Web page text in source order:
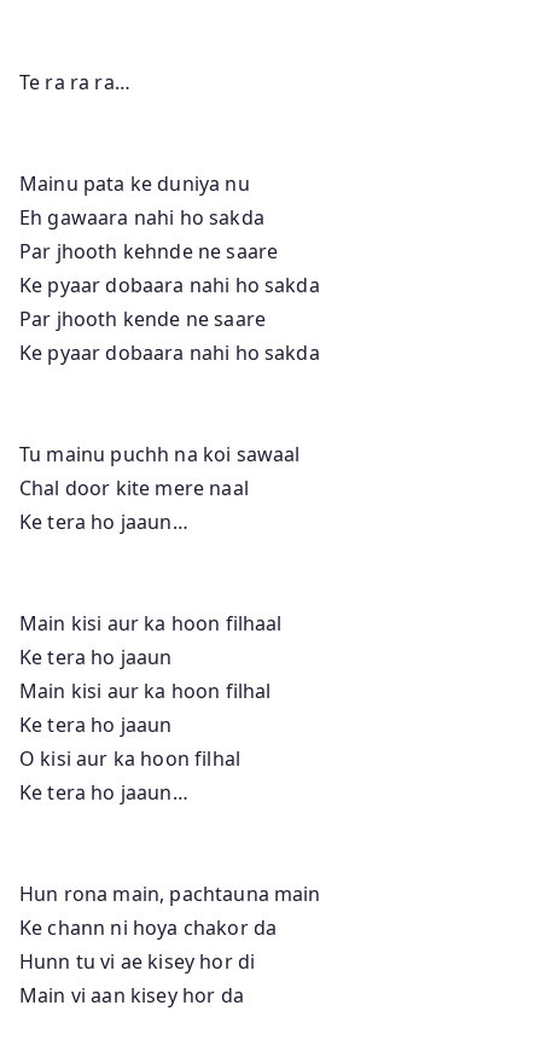
Te ra ra ra…
Mainu pata ke duniya nu
Eh gawaara nahi ho sakda
Par jhooth kehnde ne saare
Ke pyaar dobaara nahi ho sakda
Par jhooth kende ne saare
Ke pyaar dobaara nahi ho sakda
Tu mainu puchh na koi sawaal
Chal door kite mere naal
Ke tera ho jaaun…
Main kisi aur ka hoon filhaal
Ke tera ho jaaun
Main kisi aur ka hoon filhal
Ke tera ho jaaun
O kisi aur ka hoon filhal
Ke tera ho jaaun…
Hun rona main, pachtauna main
Ke chann ni hoya chakor da
Hunn tu vi ae kisey hor di
Main vi aan kisey hor da